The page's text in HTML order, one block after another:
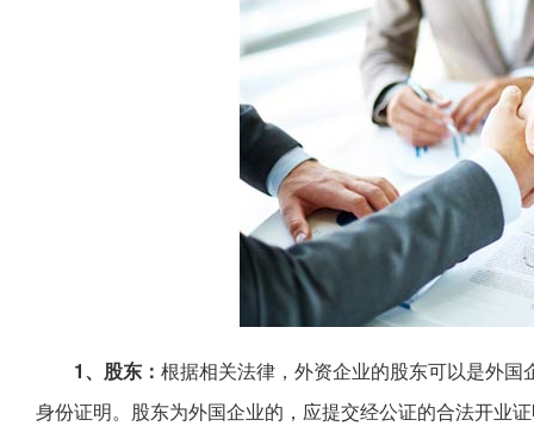
1、股东： 根据相关法律，外资企业的股东可以是外
身份证明。股东为外国企业的，应提交经公证的合法开业